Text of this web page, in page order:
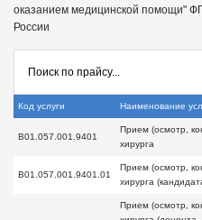
оказанием медицинской помощи"
России
Код услуги Наименование
B01.057.001.9401
Прием (осмотр,
хирурга
B01.057.001.9401.01
Прием (осмотр,
хирурга
Прием (осмотр,